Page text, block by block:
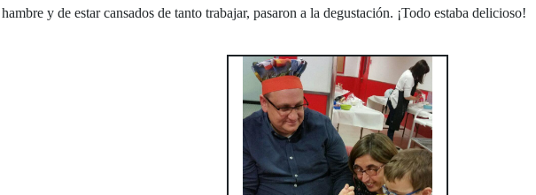
y de estar cansados de tanto trabajar, pasaron a la degustación. ¡Todo estaba delicioso!